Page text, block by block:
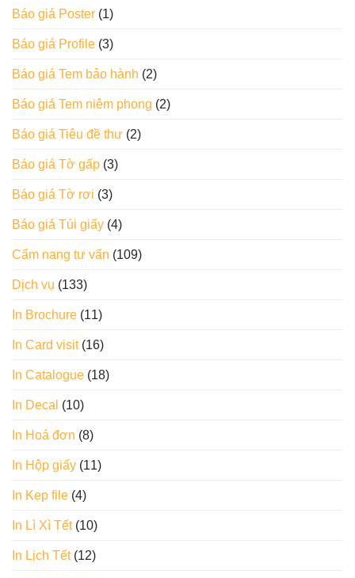
Báo giá Poster (1)
Báo giá Profile (3)
Báo giá Tem bảo hành (2)
Báo giá Tem niêm phong (2)
Báo giá Tiêu đề thư (2)
Báo giá Tờ gấp (3)
Báo giá Tờ rơi (3)
Báo giá Túi giấy (4)
Cẩm nang tư vấn (109)
Dịch vụ (133)
In Brochure (11)
In Card visit(16)
In Catalogue (18)
In Decal (10)
In Hoá đơn (8)
In Hộp giấy (11)
In Kẹp file (4)
In Lì Xì Tết(10)
In Lịch Tết(12)